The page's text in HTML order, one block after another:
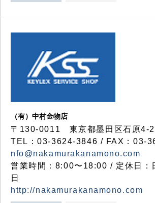
（有）中村金物店
〒130-0011 東京都墨田区石原4-
TEL：03-3624-3846 / FAX：03-
nfo@nakamurakanamono.com
営業時間：8:00〜18:00 / 定休日：
日
http://nakamurakanamono.com